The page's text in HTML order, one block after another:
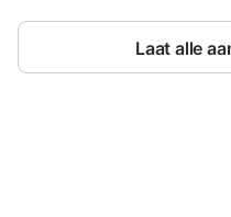
Laat alle